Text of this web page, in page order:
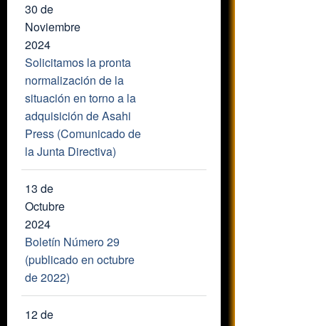
30 de
Noviembre
2024
Solicitamos la pronta
normalización de la
situación en torno a la
adquisición de Asahi
Press (Comunicado de
la Junta Directiva)
13 de
Octubre
2024
Boletín Número 29
(publicado en octubre
de 2022)
12 de